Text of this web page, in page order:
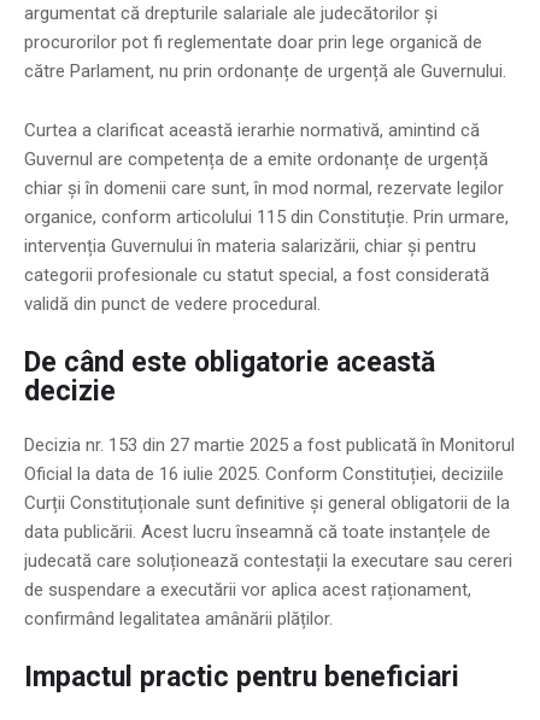
argumentat că drepturile salariale ale judecătorilor și
procurorilor pot fi reglementate doar prin lege organică de
către Parlament, nu prin ordonanțe de urgență ale Guvernului.
Curtea a clarificat această ierarhie normativă, amintind că
Guvernul are competența de a emite ordonanțe de urgență
chiar și în domenii care sunt, în mod normal, rezervate legilor
organice, conform articolului 115 din Constituție. Prin urmare,
intervenția Guvernului în materia salarizării, chiar și pentru
categorii profesionale cu statut special, a fost considerată
validă din punct de vedere procedural.
De când este obligatorie această
decizie
Decizia nr. 153 din 27 martie 2025 a fost publicată în Monitorul
Oficial la data de 16 iulie 2025. Conform Constituției, deciziile
Curții Constituționale sunt definitive și general obligatorii de la
data publicării. Acest lucru înseamnă că toate instanțele de
judecată care soluționează contestații la executare sau cereri
de suspendare a executării vor aplica acest raționament,
confirmând legalitatea amânării plăților.
Impactul practic pentru beneficiari